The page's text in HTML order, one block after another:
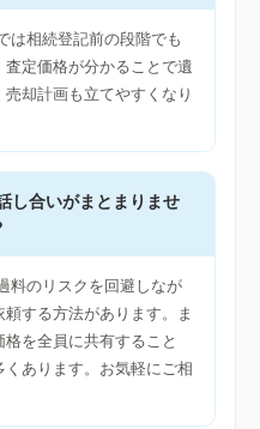
は相続登記前の段階でも
定価格が分かることで遺
却計画も立てやすくなり
し合いがまとまりませ
料のリスクを回避しなが
する方法があります。ま
を全員に共有すること
あります。お気軽にご相